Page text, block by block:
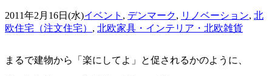
2011年2月16日(水)イベント , デンマーク, リノベーション, 北
欧住宅（注文住宅） , 北欧家具・インテリア・北欧雑貨
まるで建物から「楽にしてよ」と促されるかのように、